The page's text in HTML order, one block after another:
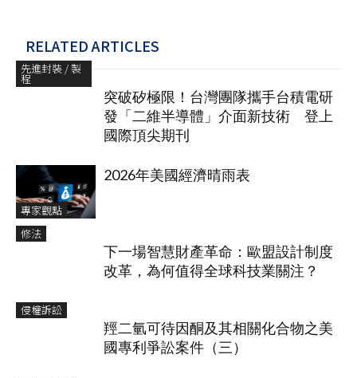
RELATED ARTICLES
先進封裝 / 製
程
突破矽極限！台灣團隊攜手台積電研
發「二維半導體」介面新技術 登上
國際頂尖期刊
專家觀點
2026年美國經濟晴雨表
修法
下一場智慧財產革命：歐盟設計制度
改革，為何值得全球科技業關注？
侵權訴訟
羥二氫可待因酮及其相關化合物之美
國專利爭訟案件（三）